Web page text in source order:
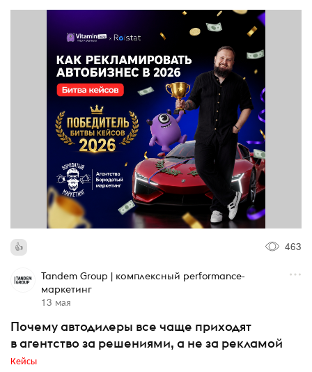
463
Tandem Group | комплексный performance-
маркетинг
13 мая
Почему автодилеры все чаще приходят
в агентство за решениями, а не за рекламой
Кейсы